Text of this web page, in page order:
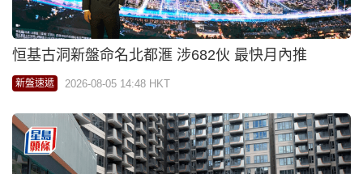
恒基古洞新盤命名北都滙 涉682伙 最快月內推
新盤速遞 2026-08-05 14:48 HKT